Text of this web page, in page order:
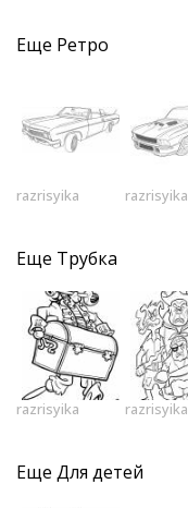
Еще Ретро
razrisyika razrisyika
Еще Трубка
razrisyika razrisyika
Еще Для детей